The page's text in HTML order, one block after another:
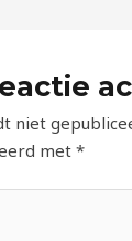
niet
met*